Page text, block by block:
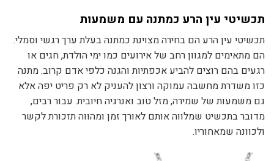
תכשיטי עין הרע כמתנה עם משמעות
תכשיטי עין הרע הם בחירה מצוינת כמתנה בעלת ערך רגשי וסמלי.
הם מתאימים למגוון רחב של אירועים כמו ימי הולדת, חגים או
רגעים בהם רוצים להביע אכפתיות והגנה כלפי אדם קרוב. מתנה
כזו משדרת מחשבה עמוקה ורצון להעניק לא רק פריט יפה אלא
גם משמעות של שמירה, מזל טוב ואנרגיה חיובית. עבור רבים,
מדובר בתכשיט שמלווה אותם לאורך זמן ומהווה תזכורת לקשר
ולכוונה שמאחוריו.